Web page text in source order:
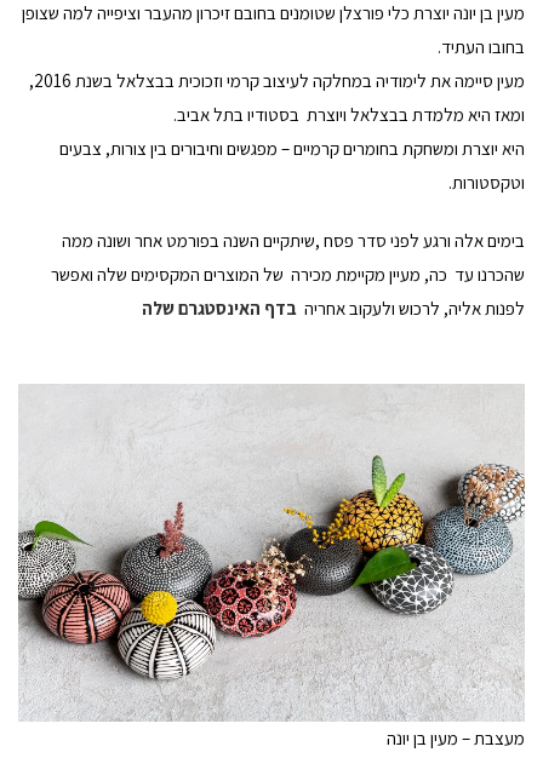
מעין בן יונה יוצרת כלי פורצלן שטומנים בחובם זיכרון מהעבר וציפייה למה שצופן
בחובו העתיד.
מעין סיימה את לימודיה במחלקה לעיצוב קרמי וזכוכית בבצלאל בשנת 2016,
ומאז היא מלמדת בבצלאל ויוצרת בסטודיו בתל אביב.
היא יוצרת ומשחקת בחומרים קרמיים – מפגשים וחיבורים בין צורות, צבעים
וטקסטורות.
בימים אלה ורגע לפני סדר פסח ,שיתקיים השנה בפורמט אחר ושונה ממה
שהכרנו עד כה, מעיין מקיימת מכירה של המוצרים המקסימים שלה ואפשר
לפנות אליה, לרכוש ולעקוב אחריה בדף האינסטגרם שלה
מעצבת – מעין בן יונה